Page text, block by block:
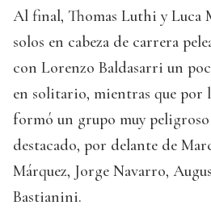
Al final, Thomas Luthi y Luca
solos en cabeza de carrera
con Lorenzo Baldasarri un
en solitario, mientras que por
formó un grupo muy
destacado, por delante de
Márquez, Jorge Navarro,
Bastianini.